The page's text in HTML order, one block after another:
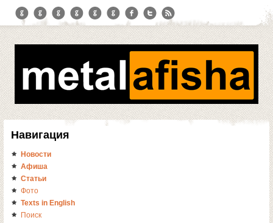
Навигация
Новости
Афиша
Статьи
Фото
Texts in English
Поиск